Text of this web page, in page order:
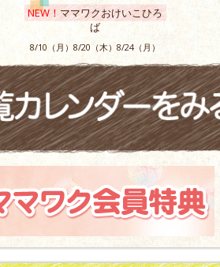
NEW！ママワクおけいこひろ
ば
8/10（月）8/20（木）8/24（月）